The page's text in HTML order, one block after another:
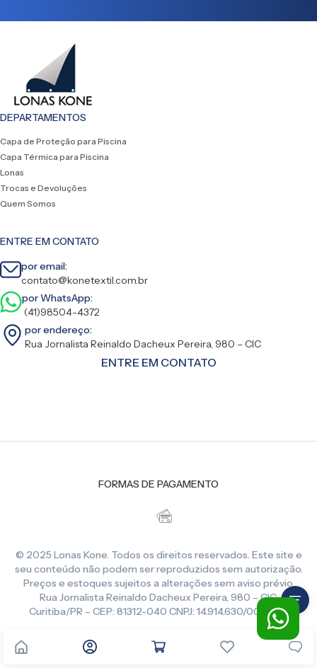
DEPARTAMENTOS
Capa de Proteção para Piscina
Capa Térmica para Piscina
Lonas
Trocas e Devoluções
Quem Somos
ENTRE EM CONTATO
por email:
contato@konetextil.com.br
por WhatsApp:
(41)98504-4372
por endereço:
Rua Jornalista Reinaldo Dacheux Pereira, 980 – CIC
ENTRE EM CONTATO
FORMAS DE PAGAMENTO
© 2025 Lonas Kone. Todos os direitos reservados. Este site e
seu conteúdo não podem ser reproduzidos sem autorização.
Preços e estoques sujeitos a alterações sem aviso prévio.
Rua Jornalista Reinaldo Dacheux Pereira, 980 – CIC,
Curitiba/PR – CEP: 81312-040 CNPJ: 14.914.630/0001-86